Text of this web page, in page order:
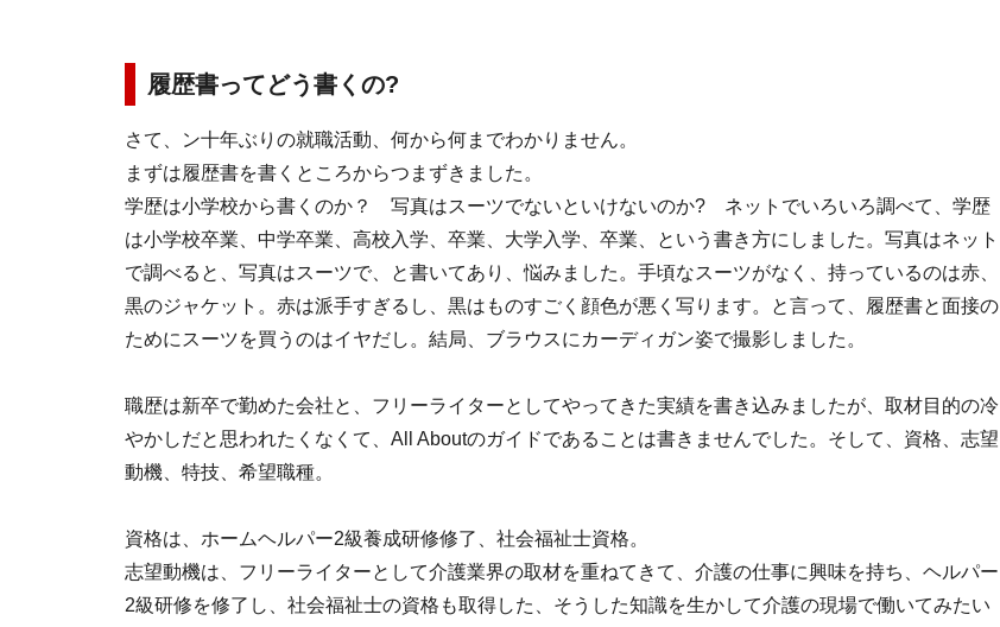
履歴書ってどう書くの?
さて、ン十年ぶりの就職活動、何から何までわかりません。
まずは履歴書を書くところからつまずきました。
学歴は小学校から書くのか？ 写真はスーツでないといけないのか? ネットでいろいろ調べて、学歴
は小学校卒業、中学卒業、高校入学、卒業、大学入学、卒業、という書き方にしました。写真はネット
で調べると、写真はスーツで、と書いてあり、悩みました。手頃なスーツがなく、持っているのは赤、
黒のジャケット。赤は派手すぎるし、黒はものすごく顔色が悪く写ります。と言って、履歴書と面接の
ためにスーツを買うのはイヤだし。結局、ブラウスにカーディガン姿で撮影しました。
職歴は新卒で勤めた会社と、フリーライターとしてやってきた実績を書き込みましたが、取材目的の冷
やかしだと思われたくなくて、All Aboutのガイドであることは書きませんでした。そして、資格、志望
動機、特技、希望職種。
資格は、ホームヘルパー2級養成研修修了、社会福祉士資格。
志望動機は、フリーライターとして介護業界の取材を重ねてきて、介護の仕事に興味を持ち、ヘルパー
2級研修を修了し、社会福祉士の資格も取得した、そうした知識を生かして介護の現場で働いてみたい